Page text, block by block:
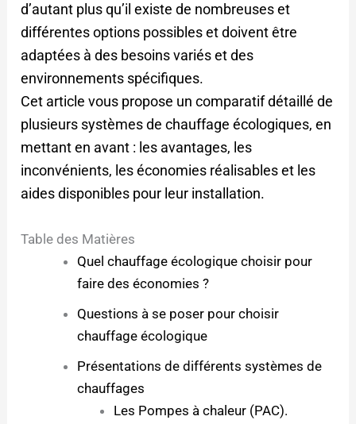
d’autant plus qu’il existe de nombreuses et
différentes options possibles et doivent être
adaptées à des besoins variés et des
environnements spécifiques.
Cet article vous propose un comparatif détaillé de
plusieurs systèmes de chauffage écologiques, en
mettant en avant : les avantages, les
inconvénients, les économies réalisables et les
aides disponibles pour leur installation.
Table des Matières
Quel chauffage écologique choisir pour
faire des économies ?
Questions à se poser pour choisir
chauffage écologique
Présentations de différents systèmes de
chauffages
Les Pompes à chaleur (PAC).